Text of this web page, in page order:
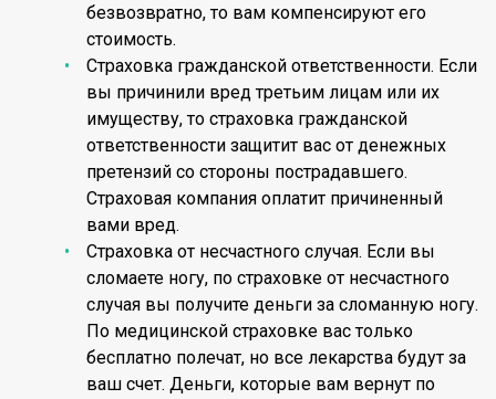
безвозвратно, то вам компенсируют его
стоимость.
Страховка гражданской ответственности. Если
вы причинили вред третьим лицам или их
имуществу, то страховка гражданской
ответственности защитит вас от денежных
претензий со стороны пострадавшего.
Страховая компания оплатит причиненный
вами вред.
Страховка от несчастного случая. Если вы
сломаете ногу, по страховке от несчастного
случая вы получите деньги за сломанную ногу.
По медицинской страховке вас только
бесплатно полечат, но все лекарства будут за
ваш счет. Деньги, которые вам вернут по